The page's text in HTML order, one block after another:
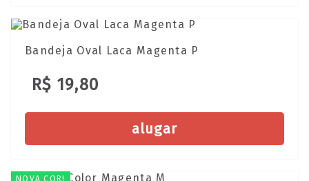
Bandeja Oval Laca Magenta P
R$ 19,80
alugar